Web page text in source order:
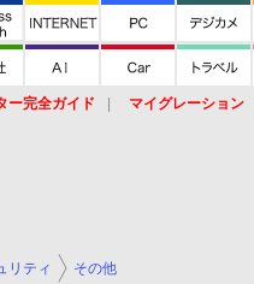
ー完全ガイド マイグレーション
リティ その他